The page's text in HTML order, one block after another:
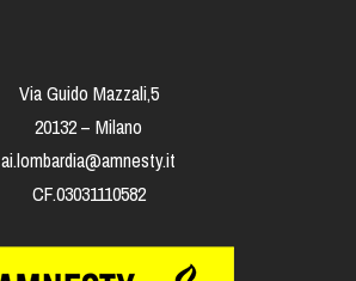
Via Guido Mazzali,5
20132 – Milano
ai.lombardia@amnesty.it
CF.03031110582